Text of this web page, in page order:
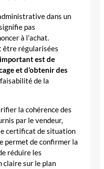
dans un
pas
à l’achat.
être régularisées
est de
et d’obtenir des
de la
la cohérence des
par le vendeur,
certificat de situation
permet de confirmer la
réduire les
claire sur le plan